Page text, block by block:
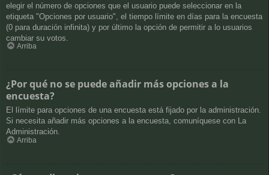
elegir el número de opciones que el usuario puede seleccionar en la
etiqueta "Opciones por usuario", el tiempo límite en días para la encuesta
(0 para duración infinita) y por último la opción de permitir a lo usuarios
cambiar su votos.
Arriba
¿Por qué no se puede añadir más opciones a la
encuesta?
El límite para opciones de una encuesta está fijado por la administración.
Si necesita añadir más opciones a la encuesta, comuníquese con La
Administración.
Arriba